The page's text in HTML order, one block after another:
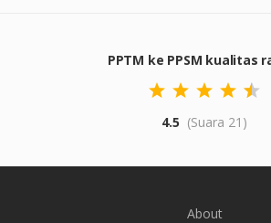
PPTM ke PPSM kualitas
4.5 (Suara 21)
About